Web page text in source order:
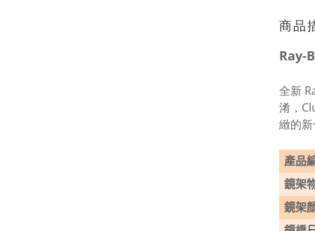
商品
Ray-
全新
淆，
緻的
產品
鏡架
鏡架